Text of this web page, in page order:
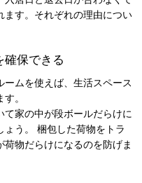
ます。それぞれの理由につい
確保できる
ムを使えば、生活スペース
。
家の中が段ボールだらけに
う。 梱包した荷物をトラ
物だらけになるのを防げま